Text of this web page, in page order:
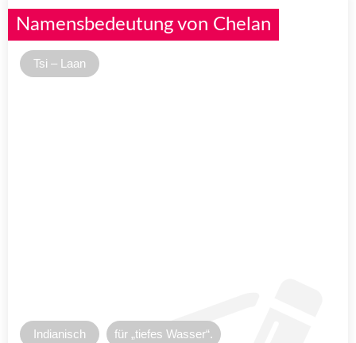
Namensbedeutung von Chelan
Tsi – Laan
Indianisch für „tiefes Wasser“.